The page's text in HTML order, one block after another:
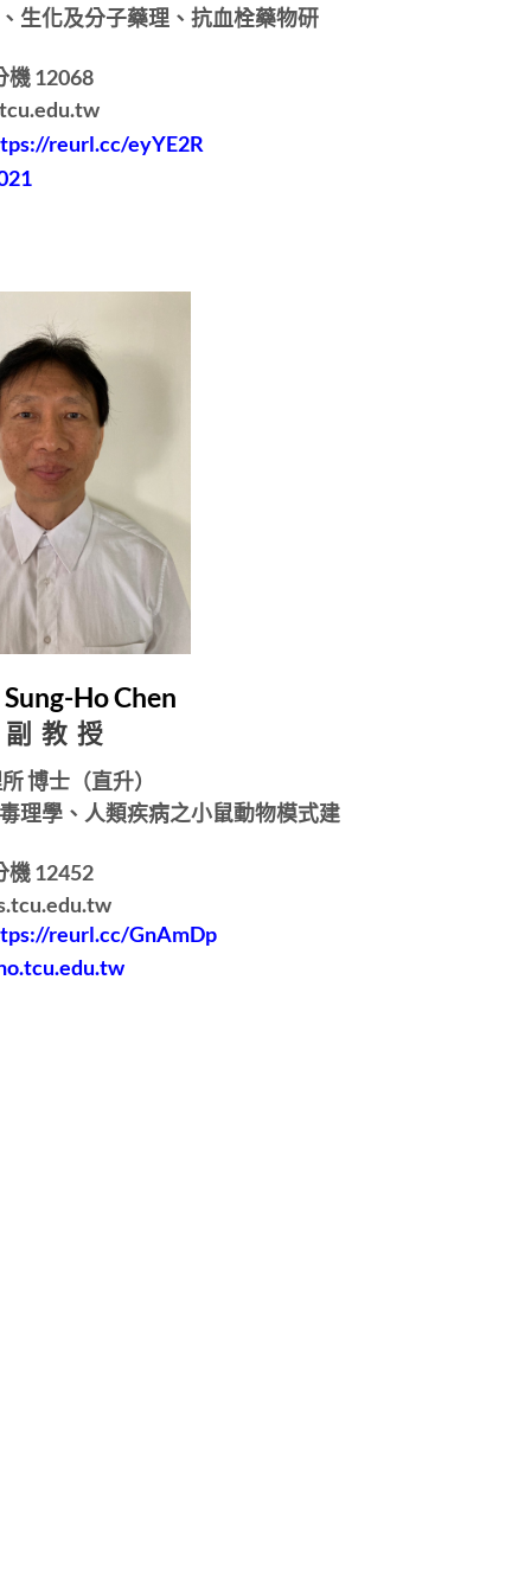
生化及分子藥理、抗血栓藥物研
機 12068
reurl.cc/eyYE2R
Ho Chen
副 教 授
博士（直升）
理學、人類疾病之小鼠動物模式建
機 12452
reurl.cc/GnAmDp